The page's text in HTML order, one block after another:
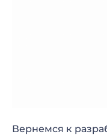
Вернемся к